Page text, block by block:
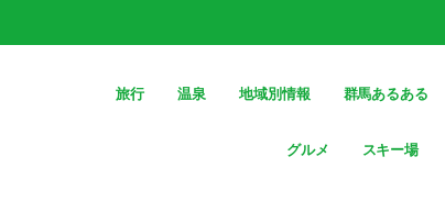
旅行 温泉 地域別情報 群馬あるある
グルメ スキー場